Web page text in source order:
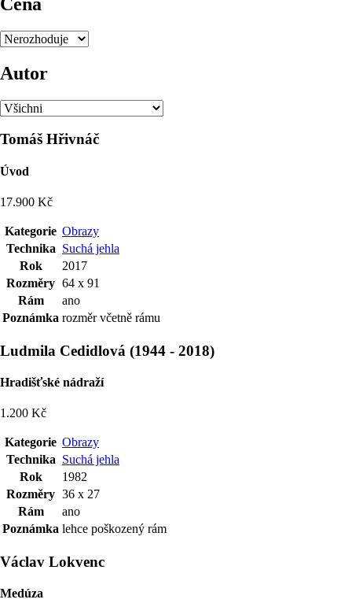
Autor
Tomáš Hřivnáč
Úvod
17.900 Kč
Kategorie Obrazy
Technika Suchá jehla
Rok
2017
Rozměry 64 x 91
Rám
ano
Poznámka rozměr včetně rámu
Ludmila Cedidlová (1944 - 2018)
Hradišťské nádraží
1.200 Kč
Kategorie Obrazy
Technika Suchá jehla
Rok
1982
Rozměry 36 x 27
Rám
ano
Poznámka lehce poškozený rám
Václav Lokvenc
Medúza